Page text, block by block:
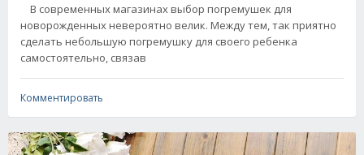
В современных магазинах выбор погремушек для
новорожденных невероятно велик. Между тем, так приятно
сделать небольшую погремушку для своего ребенка
самостоятельно, связав
Комментировать